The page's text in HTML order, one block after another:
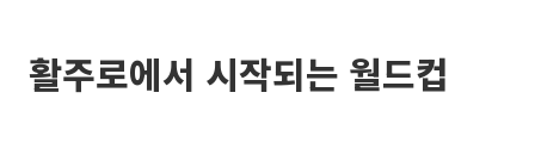
활주로에서 시작되는 월드컵